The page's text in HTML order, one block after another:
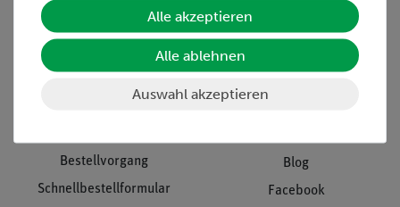
AGB
Download &
Support
Bestellvorgang
Schnellbestellformular
Social Media
Blog
Facebook
Alle akzeptieren
Alle ablehnen
Auswahl akzeptieren